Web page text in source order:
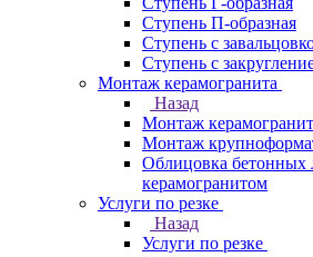
Ступень П-образная
Ступень с
Ступень с
Монтаж керамогранита
Назад
Монтаж
Монтаж
Облицовка бетонных
керамогранитом
Услуги по резке
Назад
Услуги по резке